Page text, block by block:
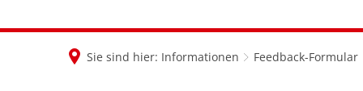
Sie sind hier: Informationen Feedback-Formular